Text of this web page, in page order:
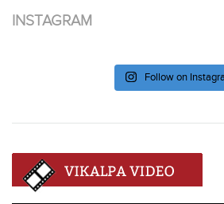
INSTAGRAM
Follow on